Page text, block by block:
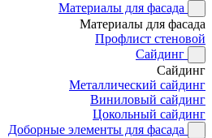
Материалы для фасада
Материалы для фасада
Профлист стеновой
Сайдинг
Сайдинг
Металлический сайдинг
Виниловый сайдинг
Цокольный сайдинг
Доборные элементы для фасада